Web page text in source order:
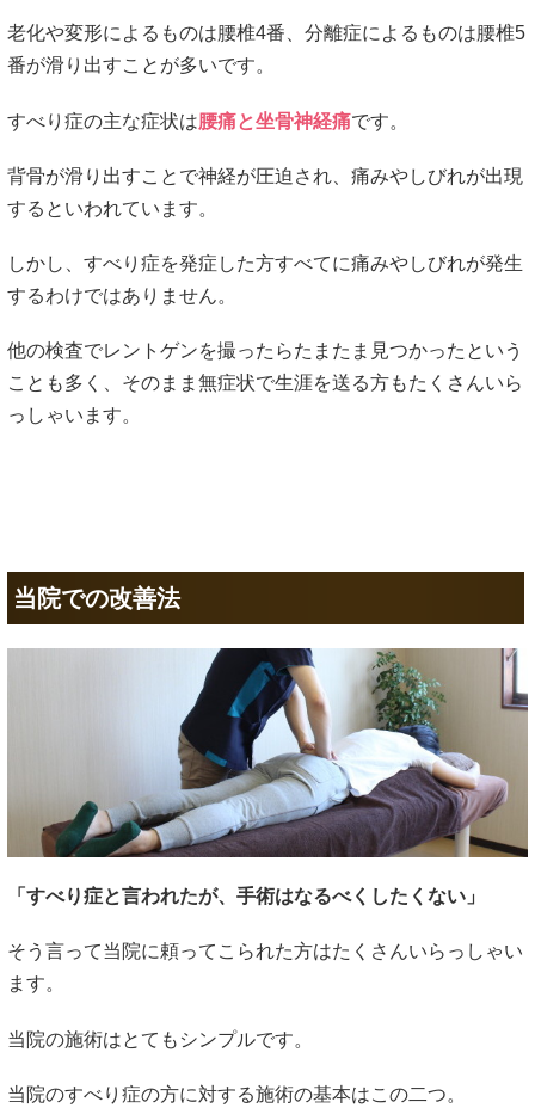
老化や変形によるものは腰椎4番、分離症によるものは腰椎5
番が滑り出すことが多いです。
すべり症の主な症状は腰痛と坐骨神経痛です。
背骨が滑り出すことで神経が圧迫され、痛みやしびれが出現
するといわれています。
しかし、すべり症を発症した方すべてに痛みやしびれが発生
するわけではありません。
他の検査でレントゲンを撮ったらたまたま見つかったという
ことも多く、そのまま無症状で生涯を送る方もたくさんいら
っしゃいます。
当院での改善法
「すべり症と言われたが、手術はなるべくしたくない」
そう言って当院に頼ってこられた方はたくさんいらっしゃい
ます。
当院の施術はとてもシンプルです。
当院のすべり症の方に対する施術の基本はこの二つ。